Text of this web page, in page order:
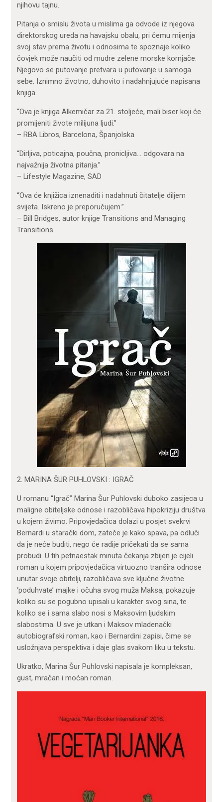
njihovu tajnu.
Pitanja o smislu života u mislima ga odvode iz njegova
direktorskog ureda na havajsku obalu, pri čemu mijenja
svoj stav prema životu i odnosima te spoznaje koliko
čovjek može naučiti od mudre zelene morske kornjače.
Njegovo se putovanje pretvara u putovanje u samoga
sebe. Iznimno životno, duhovito i nadahnjujuće napisana
knjiga.
“Ova je knjiga Alkemičar za 21. stoljeće, mali biser koji će
promijeniti živote milijuna ljudi.”
– RBA Libros, Barcelona, Španjolska
“Dirljiva, poticajna, poučna, pronicljiva… odgovara na
najvažnija životna pitanja.”
– Lifestyle Magazine, SAD
“Ova će knjižica iznenaditi i nadahnuti čitatelje diljem
svijeta. Iskreno je preporučujem.”
– Bill Bridges, autor knjige Transitions and Managing
Transitions
2. MARINA ŠUR PUHLOVSKI : IGRAČ
U romanu “Igrač” Marina Šur Puhlovski duboko zasijeca u
maligne obiteljske odnose i razobličava hipokriziju društva
u kojem živimo. Pripovjedačica dolazi u posjet svekrvi
Bernardi u starački dom, zateče je kako spava, pa odluči
da je neće buditi, nego će radije pričekati da se sama
probudi. U tih petnaestak minuta čekanja zbijen je cijeli
roman u kojem pripovjedačica virtuozno tranšira odnose
unutar svoje obitelji, razobličava sve ključne životne
‘poduhvate’ majke i očuha svog muža Maksa, pokazuje
koliko su se pogubno upisali u karakter svog sina, te
koliko se i sama slabo nosi s Maksovim ljudskim
slabostima. U sve je utkan i Maksov mladenački
autobiografski roman, kao i Bernardini zapisi, čime se
usložnjava perspektiva i daje glas svakom liku u tekstu.
Ukratko, Marina Šur Puhlovski napisala je kompleksan,
gust, mračan i moćan roman.